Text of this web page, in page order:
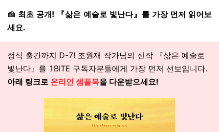
🍰 최초 공개! 『삶은 예술로 빛난다』를 가장 먼저 읽어보
세요.
정식 출간까지 D-7! 조원재 작가님의 신작 『삶은 예술로
빛난다』를 1BITE 구독자분들에게 가장 먼저 선보입니다.
아래 링크로 온라인 샘플북을 다운받으세요!